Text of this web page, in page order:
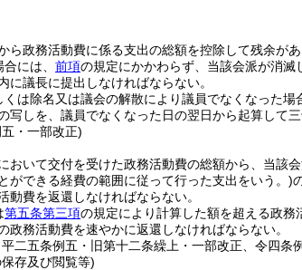
ら政務活動費に係る支出の総額を控除して残余が
には、 前項の規定にかかわらず、当該会派が消
に議長に提出しなければならない。
は除名又は議会の解散により議員でなくなった場
写しを、議員でなくなった日の翌日から起算して
・一部改正)
おいて交付を受けた政務活動費の総額から、当該
ができる経費の範囲に従って行った支出をいう。)
動費を返還しなければならない。
第五条第三項の規定により計算した額を超える政務
政務活動費を速やかに返還しなければならない。
二五条例五・旧第十二条繰上・一部改正、令四条
存及び閲覧等)